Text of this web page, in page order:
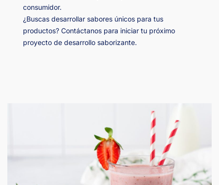
consumidor.
¿Buscas desarrollar sabores únicos para tus
productos? Contáctanos para iniciar tu próximo
proyecto de desarrollo saborizante.